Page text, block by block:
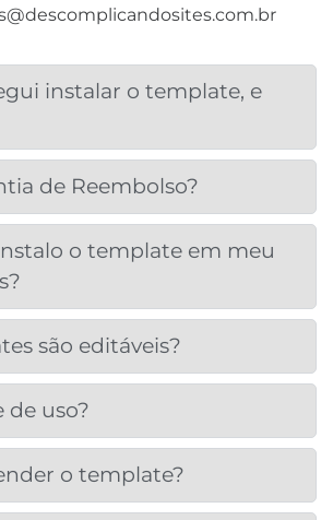
instalar o template, e
de Reembolso?
o template em meu
são editáveis?
de uso?
o template?